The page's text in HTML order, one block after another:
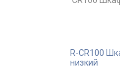
R-CR100
низкий